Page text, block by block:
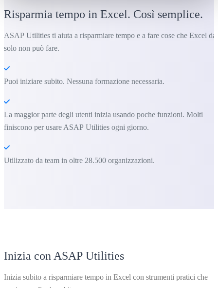
Risparmia tempo in Excel. Così semplice.
ASAP Utilities ti aiuta a risparmiare tempo e a fare cose che Excel da
solo non può fare.
Puoi iniziare subito. Nessuna formazione necessaria.
La maggior parte degli utenti inizia usando poche funzioni. Molti
finiscono per usare ASAP Utilities ogni giorno.
Utilizzato da team in oltre 28.500 organizzazioni.
Inizia con ASAP Utilities
Inizia subito a risparmiare tempo in Excel con strumenti pratici che